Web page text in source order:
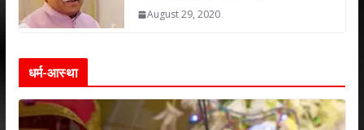
August 29, 2020
धर्म-आस्था